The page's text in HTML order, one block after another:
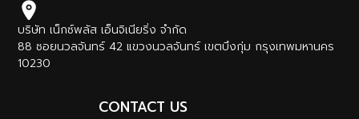
บริษัท เน็กซ์พลัส เอ็นจิเนียริ่ง จำกัด
88 ซอยนวลจันทร์ 42 แขวงนวลจันทร์ เขตบึงกุ่ม กรุงเทพมหานคร
10230
CONTACT US